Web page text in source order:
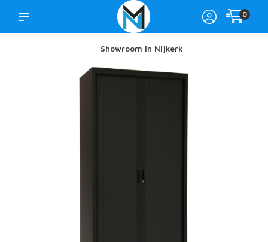
0
Showroom in Nijkerk